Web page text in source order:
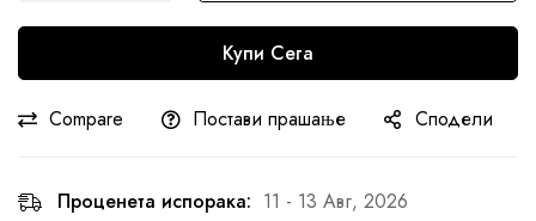
Купи Сега
Compare Постави прашање Сподели
Проценета испорака: 11 - 13 Авг, 2026